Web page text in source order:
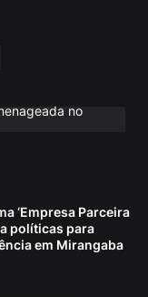
no
‘Empresa Parceira
políticas para
em Mirangaba